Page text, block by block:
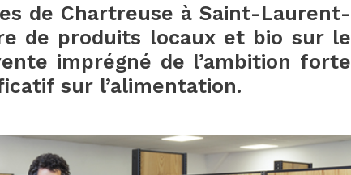
de Chartreuse à Saint-Laurent-
de produits locaux et bio sur le
imprégné de l’ambition forte
sur l’alimentation.